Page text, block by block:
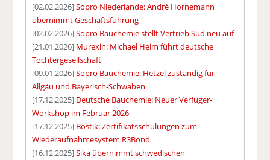
[02.02.2026]Sopro Niederlande: André Hornemann
übernimmt Geschäftsführung
[02.02.2026]Sopro Bauchemie stellt Vertrieb Süd neu auf
[21.01.2026] Murexin: Michael Heim führt deutsche
Tochtergesellschaft
[09.01.2026]Sopro Bauchemie: Hetzel zuständig für
Allgäu und Bayerisch-Schwaben
[17.12.2025] Deutsche Bauchemie: Neuer Verfuger-
Workshop im Februar 2026
[17.12.2025] Bostik: Zertifikatsschulungen zum
Wiederaufnahmesystem R3Bond
[16.12.2025]Sika übernimmt schwedischen